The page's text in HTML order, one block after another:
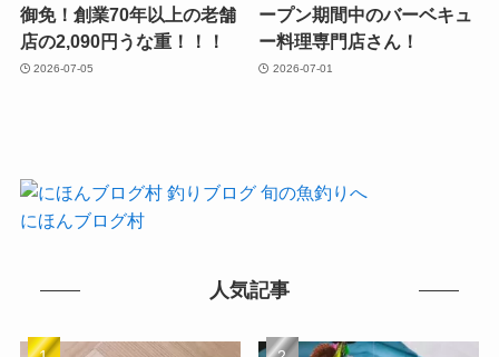
御免！創業70年以上の老舗
店の2,090円うな重！！！
2026-07-05
ープン期間中のバーベキュ
ー料理専門店さん！
2026-07-01
にほんブログ村
人気記事